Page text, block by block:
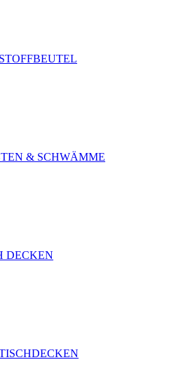
STOFFBEUTEL
& SCHWÄMME
DECKEN